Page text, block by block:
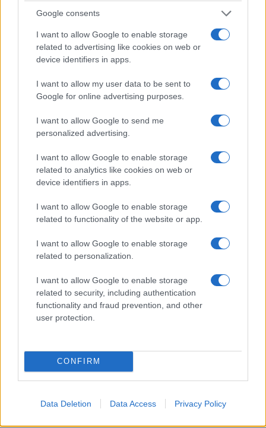
Google consents
I want to allow Google to enable storage
related to advertising like cookies on web or
device identifiers in apps.
I want to allow my user data to be sent to
Google for online advertising purposes.
I want to allow Google to send me
personalized advertising.
I want to allow Google to enable storage
related to analytics like cookies on web or
device identifiers in apps.
I want to allow Google to enable storage
related to functionality of the website or app.
I want to allow Google to enable storage
related to personalization.
I want to allow Google to enable storage
related to security, including authentication
functionality and fraud prevention, and other
user protection.
CONFIRM
Data Deletion Data Access Privacy Policy
2/07/2026 - 9:54πμ
ΑΜΥΝΑ
Αίγυπτος: Η Πολεμική Αεροπορία αποκατέστησε
το Μνημείο των Ελλήνων Πολεμιστών στο Κάιρο
26/06/2026 - 11:06μμ
ΑΜΥΝΑ
ΓΕΕΘΑ: Εγκαινιάστηκαν οι νέες εγκαταστάσεις